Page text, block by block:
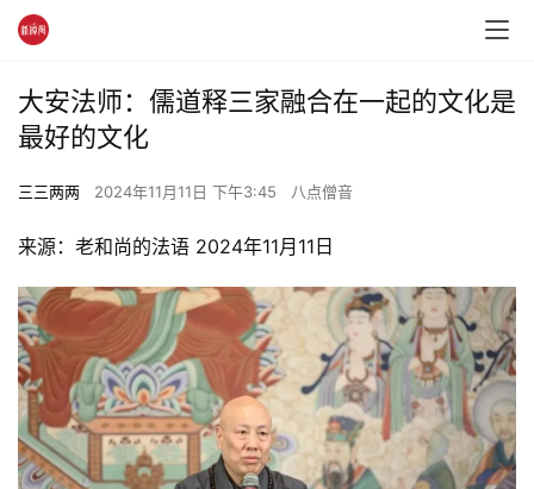
大安法师：儒道释三家融合在一起的文化是
最好的文化
三三两两 2024年11月11日 下午3:45 八点僧音
来源：老和尚的法语 2024年11月11日